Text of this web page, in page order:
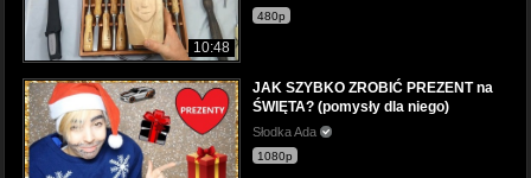
10:48
480p
JAK SZYBKO ZROBIĆ PREZENT na
ŚWIĘTA? (pomysły dla niego)
Słodka Ada
1080p